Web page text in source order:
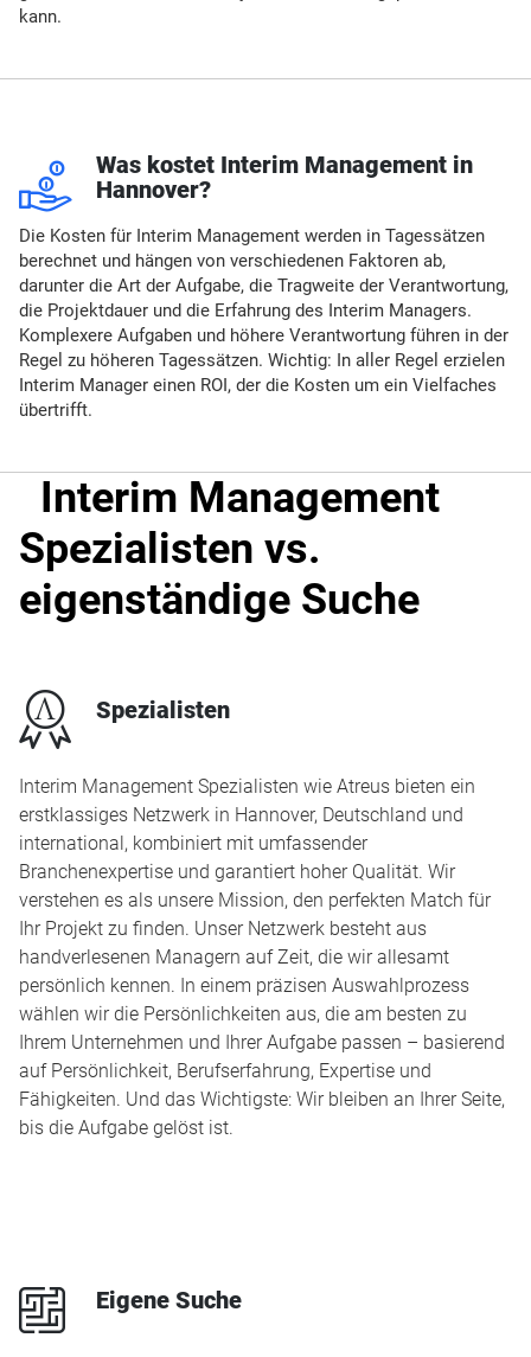
kann.
u
Was kostet Interim Management in
Hannover?
Die Kosten für Interim Management werden in Tagessätzen
berechnet und hängen von verschiedenen Faktoren ab,
darunter die Art der Aufgabe, die Tragweite der Verantwortung,
die Projektdauer und die Erfahrung des Interim Managers.
Komplexere Aufgaben und höhere Verantwortung führen in der
Regel zu höheren Tagessätzen. Wichtig: In aller Regel erzielen
Interim Manager einen ROI, der die Kosten um ein Vielfaches
übertrifft.
Interim Management
Spezialisten vs.
eigenständige Suche
x Spezialisten
Interim Management Spezialisten wie Atreus bieten ein
erstklassiges Netzwerk in Hannover, Deutschland und
international, kombiniert mit umfassender
Branchenexpertise und garantiert hoher Qualität. Wir
verstehen es als unsere Mission, den perfekten Match für
Ihr Projekt zu finden. Unser Netzwerk besteht aus
handverlesenen Managern auf Zeit, die wir allesamt
persönlich kennen. In einem präzisen Auswahlprozess
wählen wir die Persönlichkeiten aus, die am besten zu
Ihrem Unternehmen und Ihrer Aufgabe passen – basierend
auf Persönlichkeit, Berufserfahrung, Expertise und
Fähigkeiten. Und das Wichtigste: Wir bleiben an Ihrer Seite,
bis die Aufgabe gelöst ist.
p Eigene Suche